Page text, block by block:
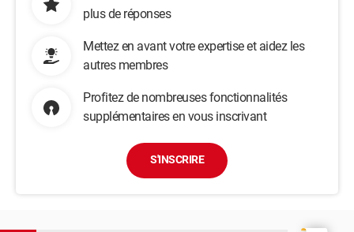
plus de réponses
Mettez en avant votre expertise et aidez les
autres membres
Profitez de nombreuses fonctionnalités
supplémentaires en vous inscrivant
S'INSCRIRE